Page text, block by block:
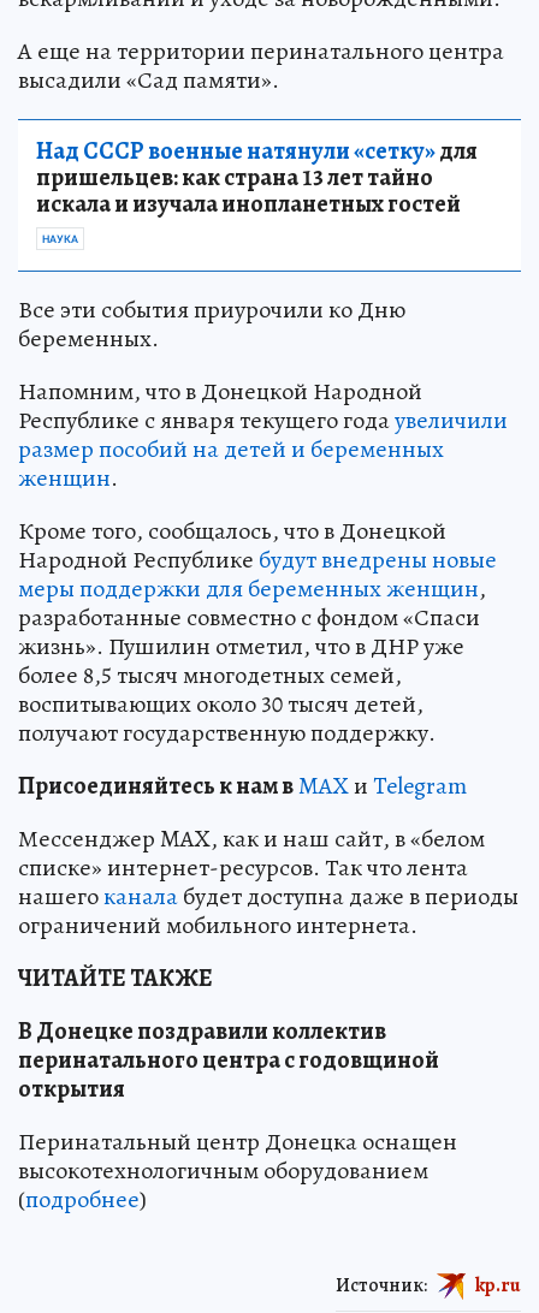
А еще на территории перинатального центра
высадили «Сад памяти».
Над СССР военные натянули «сетку»для
пришельцев: как страна 13 лет тайно
искала и изучала инопланетных гостей
НАУКА
Все эти события приурочили ко Дню
беременных.
Напомним, что в Донецкой Народной
Республике с января текущего годаувеличили
размер пособий на детей и беременных
женщин.
Кроме того, сообщалось, что в Донецкой
Народной Республике будут внедрены новые
меры поддержки для беременных женщин,
разработанные совместно с фондом «Спаси
жизнь». Пушилин отметил, что в ДНР уже
более 8,5 тысяч многодетных семей,
воспитывающих около 30 тысяч детей,
получают государственную поддержку.
Присоединяйтесь к нам вMAXиTelegram
Мессенджер MAX, как и наш сайт, в «белом
списке» интернет-ресурсов. Так что лента
нашегоканалабудет доступна даже в периоды
ограничений мобильного интернета.
ЧИТАЙТЕ ТАКЖЕ
В Донецке поздравили коллектив
перинатального центра с годовщиной
открытия
Перинатальный центр Донецка оснащен
высокотехнологичным оборудованием
(подробнее)
Источник: kp.ru